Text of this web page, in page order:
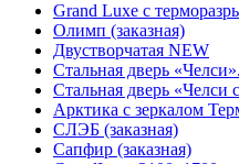
Grand Luxe с
Олимп (заказная)
Двустворчатая NEW
Стальная дверь
Стальная дверь «Челси
Арктика с зеркалом
СЛЭБ (заказная)
Сапфир (заказная)